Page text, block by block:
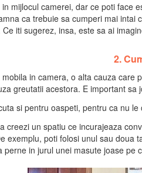
in mijlocul camerei, dar ce poti face
ca trebuie sa cumperi mai
iti sugerez, insa, este sa ai
2.
in camera, o alta cauza
greutatii acestora. E important
si pentru oaspeti, pentru ca nu
creezi un spatiu ce incurajeaza
exemplu, poti folosi unul sau
in jurul unei masute joase